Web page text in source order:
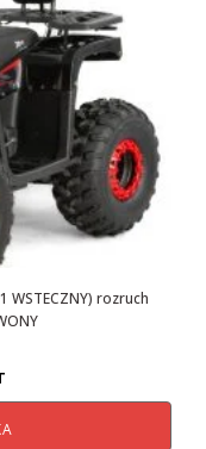
WSTECZNY) rozruch